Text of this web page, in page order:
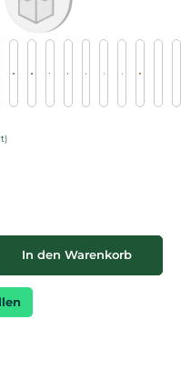
ein oder benutze die
In den Warenkorb